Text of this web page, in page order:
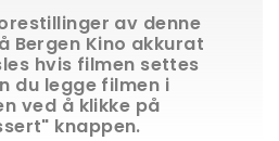
av denne
Bergen Kino akkurat
hvis filmen settes
du legge filmen i
ved å klikke på
knappen.